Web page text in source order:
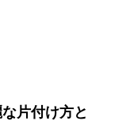
片付け方と